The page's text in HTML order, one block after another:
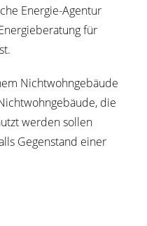
Energie-Agentur
für
Nichtwohngebäude
die
werden sollen
Gegenstand einer